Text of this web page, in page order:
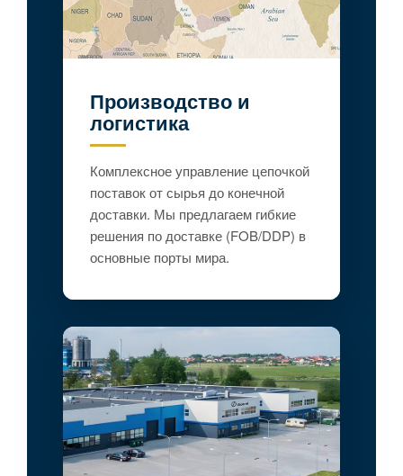
Производство и
логистика
Комплексное управление цепочкой
поставок от сырья до конечной
доставки. Мы предлагаем гибкие
решения по доставке (FOB/DDP) в
основные порты мира.